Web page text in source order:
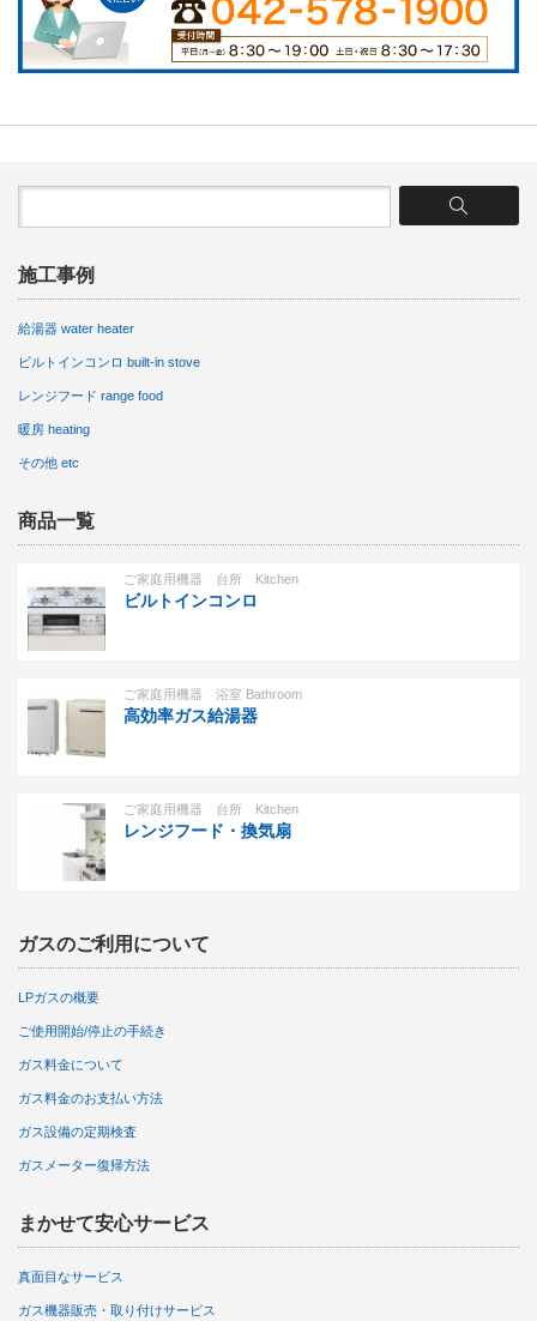
施工事例
給湯器 water heater
ビルトインコンロ built-in stove
レンジフード range food
暖房 heating
その他 etc
商品一覧
ご家庭用機器 台所 Kitchen
ビルトインコンロ
ご家庭用機器 浴室 Bathroom
高効率ガス給湯器
ご家庭用機器 台所 Kitchen
レンジフード・換気扇
ガスのご利用について
LPガスの概要
ご使用開始/停止の手続き
ガス料金について
ガス料金のお支払い方法
ガス設備の定期検査
ガスメーター復帰方法
まかせて安心サービス
真面目なサービス
ガス機器販売・取り付けサービス